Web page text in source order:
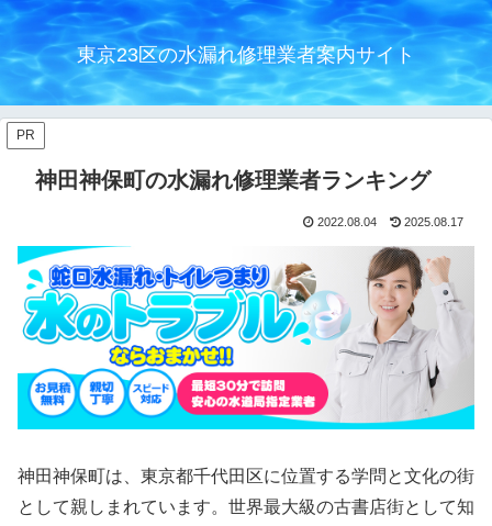
東京23区の水漏れ修理業者案内サイト
PR
神田神保町の水漏れ修理業者ランキング
2022.08.04 2025.08.17
神田神保町は、東京都千代田区に位置する学問と文化の街
として親しまれています。世界最大級の古書店街として知